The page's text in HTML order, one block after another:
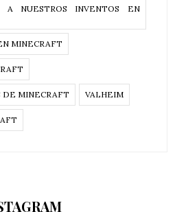
A NUESTROS INVENTOS EN
MINECRAFT
DE MINECRAFT VALHEIM